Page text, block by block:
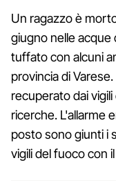
Un ragazzo è
giugno nelle
tuffato con alcuni
provincia di
recuperato dai
ricerche. L'allarme
posto sono giunti i
vigili del fuoco con